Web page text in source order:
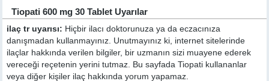
Tiopati 600 mg 30 Tablet Uyarılar
ilaç tr uyarısı: Hiçbir ilacı doktorunuza ya da eczacınıza
danışmadan kullanmayınız. Unutmayınız ki, internet sitelerinde
ilaçlar hakkında verilen bilgiler, bir uzmanın sizi muayene ederek
vereceği reçetenin yerini tutmaz. Bu sayfada Tiopati kullananlar
veya diğer kişiler ilaç hakkında yorum yapamaz.